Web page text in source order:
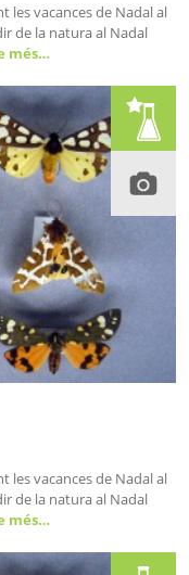
les vacances de Nadal al
de la natura al Nadal
més…
les vacances de Nadal al
de la natura al Nadal
més…